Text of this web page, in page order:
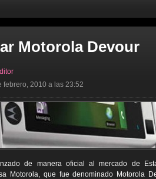
Motorola Devour
febrero, 2010 a las 23:52
de manera oficial al mercado de
Motorola, que fue denominado Motorola